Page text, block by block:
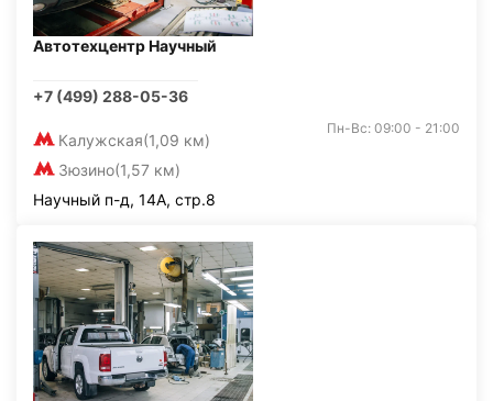
Автотехцентр Научный
+7 (499) 288-05-36
Калужская(1,09 км)
Зюзино(1,57 км)
Пн-Вс: 09:00 - 21:00
Научный п-д, 14А, стр.8